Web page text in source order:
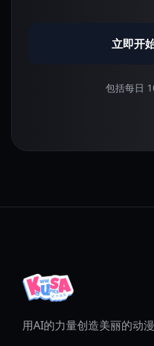
立即开
包括每日
用AI的力量创造美丽的动漫